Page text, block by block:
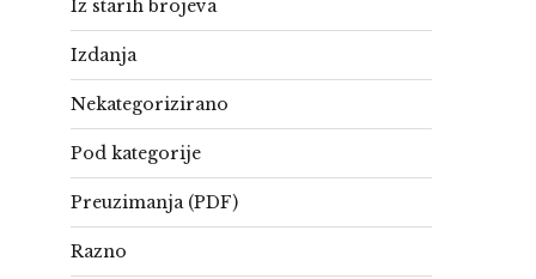
Iz starih brojeva
Izdanja
Nekategorizirano
Pod kategorije
Preuzimanja (PDF)
Razno